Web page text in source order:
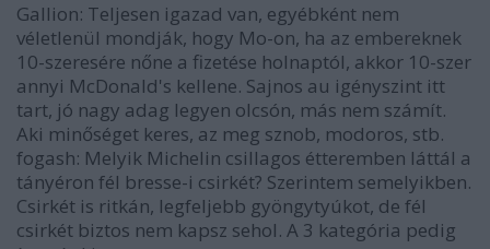
Gallion: Teljesen igazad van, egyébként nem
véletlenül mondják, hogy Mo-on, ha az embereknek
10-szeresére nőne a fizetése holnaptól, akkor 10-szer
annyi McDonald's kellene. Sajnos au igényszint itt
tart, jó nagy adag legyen olcsón, más nem számít.
Aki minőséget keres, az meg sznob, modoros, stb.
fogash: Melyik Michelin csillagos étteremben láttál a
tányéron fél bresse-i csirkét? Szerintem semelyikben.
Csirkét is ritkán, legfeljebb gyöngytyúkot, de fél
csirkét biztos nem kapsz sehol. A 3 kategória pedig